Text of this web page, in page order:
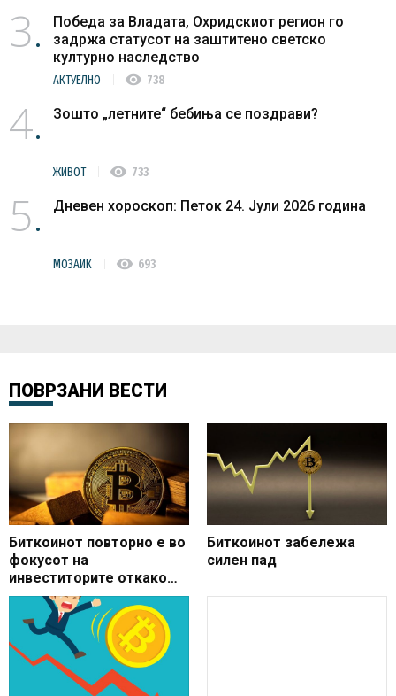
3
Победа за Владата, Охридскиот регион го
задржа статусот на заштитено светско
културно наследство
АКТУЕЛНО visibility 738
4 Зошто „летните“ бебиња се поздрави?
ЖИВОТ visibility 733
5 Дневен хороскоп: Петок 24. Јули 2026 година
МОЗАИК visibility 693
ПОВРЗАНИ ВЕСТИ
Биткоинот повторно е во
фокусот на
инвеститорите откако
неговата цена се искачи
на околу 65.000 долари
Биткоинот забележа
силен пад